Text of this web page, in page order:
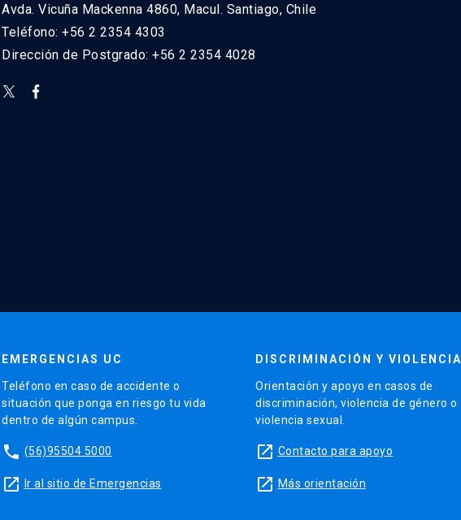
Avda. Vicuña Mackenna 4860, Macul. Santiago, Chile
Teléfono: +56 2 2354 4303
Dirección de Postgrado: +56 2 2354 4028
EMERGENCIAS UC
Teléfono en caso de accidente o
situación que ponga en riesgo tu vida
dentro de algún campus.
phone (56)95504 5000
launch Ir al sitio de Emergencias
DISCRIMINACIÓN Y VIOLENCIA
Orientación y apoyo en casos de
discriminación, violencia de género o
violencia sexual.
launch Contacto para apoyo
launch Más orientación